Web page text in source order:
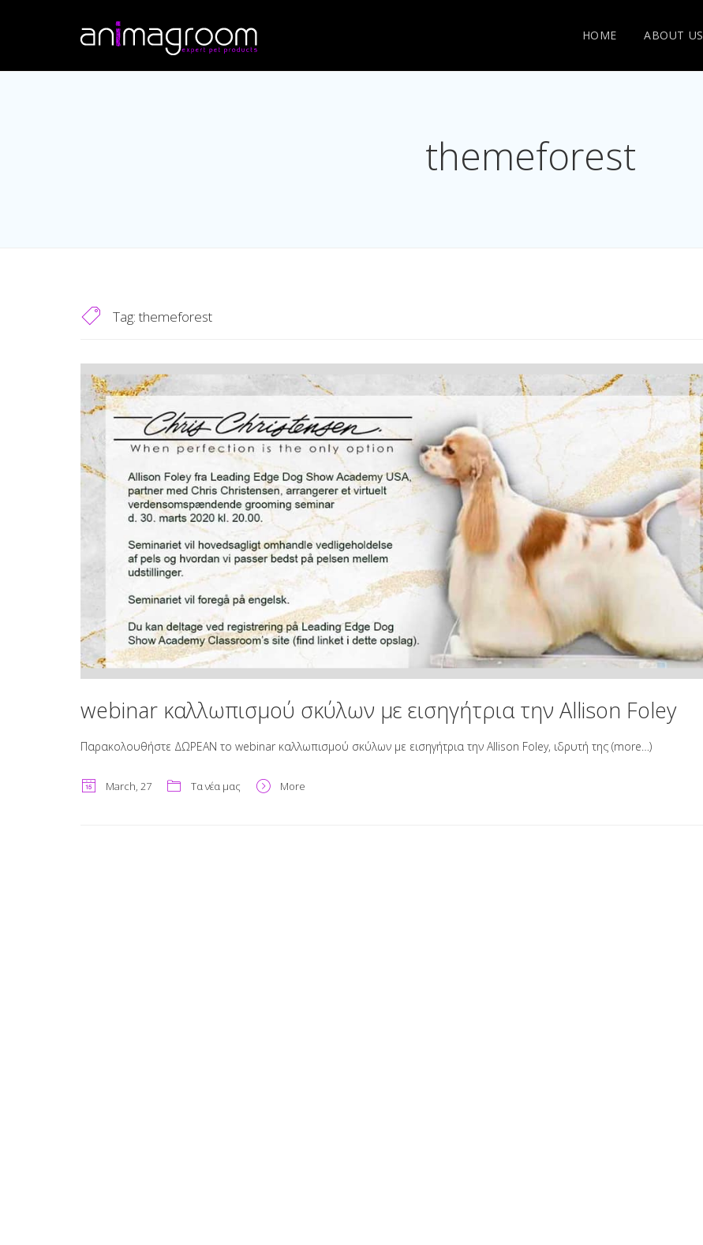
HOME ABOUT US
themeforest
Tag:themeforest
webinar καλλωπισμού σκύλων με εισηγήτρια την Allison Foley
Παρακολουθήστε ΔΩΡΕΑΝ το webinar καλλωπισμού σκύλων με εισηγήτρια την Allison Foley, ιδρυτή της (more…)
March, 27 Τα νέα μας More